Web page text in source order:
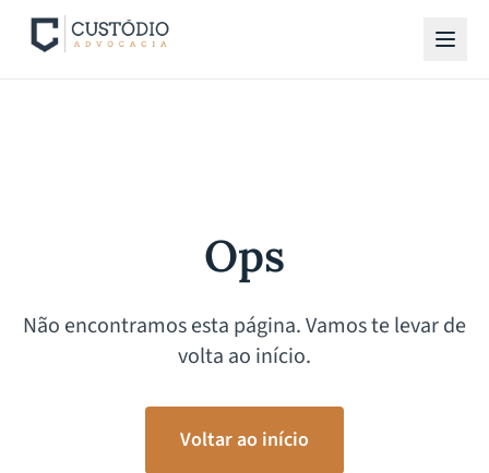
Ops
Não encontramos esta página. Vamos te levar de
volta ao início.
Voltar ao início